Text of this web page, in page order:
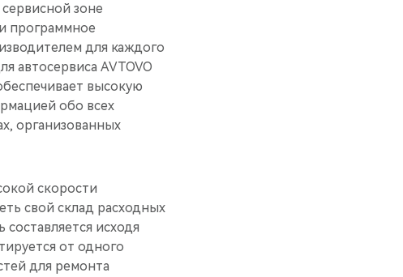
зоне
программное
для каждого
автосервиса AVTOVO
высокую
обо всех
организованных
скорости
свой склад расходных
исходя
от одного
для ремонта